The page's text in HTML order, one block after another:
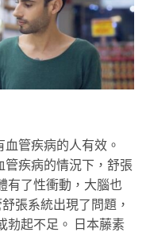
管疾病的人有效。
管疾病的情況下，舒張
有了性衝動，大腦也
張系統出現了問題，
勃起不足。 日本藤素